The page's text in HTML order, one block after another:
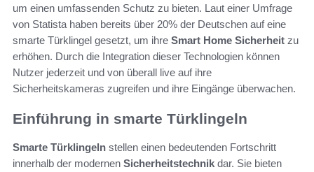
um einen umfassenden Schutz zu bieten. Laut einer Umfrage
von Statista haben bereits über 20% der Deutschen auf eine
smarte Türklingel gesetzt, um ihre Smart Home Sicherheit zu
erhöhen. Durch die Integration dieser Technologien können
Nutzer jederzeit und von überall live auf ihre
Sicherheitskameras zugreifen und ihre Eingänge überwachen.
Einführung in smarte Türklingeln
Smarte Türklingeln stellen einen bedeutenden Fortschritt
innerhalb der modernen Sicherheitstechnik dar. Sie bieten